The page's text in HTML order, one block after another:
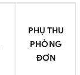
PHỤ THU
PHÒNG
ĐƠN